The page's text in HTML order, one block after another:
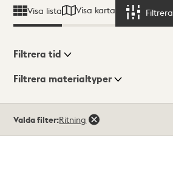
Visa lista Visa karta Filtrera
Visningsläge
Filtrera tid
Filtrera materialtyper
träffar
Valda filter:Ritning